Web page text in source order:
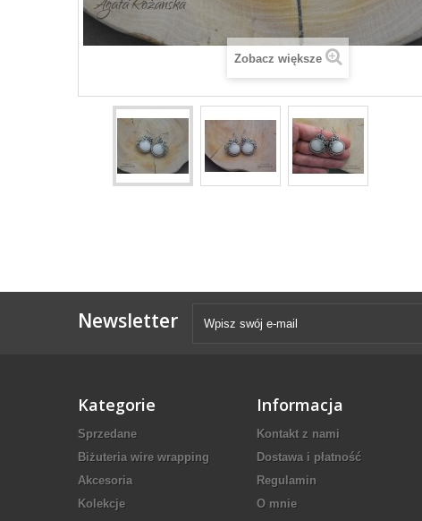
Zobacz większe
Newsletter
Kategorie
Sprzedane
Biżuteria wire wrapping
Akcesoria
Kolekcje
Informacja
Kontakt z nami
Dostawa i płatność
Regulamin
O mnie